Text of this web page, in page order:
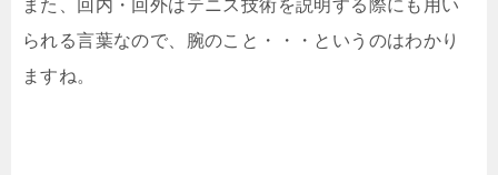
また、回内・回外はテニス技術を説明する際にも用い
られる言葉なので、腕のこと・・・というのはわかり
ますね。